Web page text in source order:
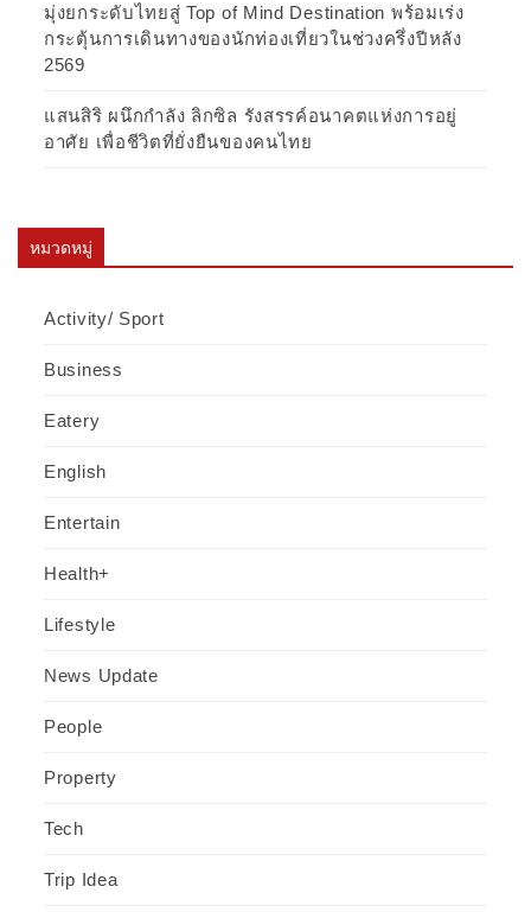
มุ่งยกระดับไทยสู่ Top of Mind Destination พร้อมเร่ง
กระตุ้นการเดินทางของนักท่องเที่ยวในช่วงครึ่งปีหลัง
2569
แสนสิริ ผนึกกำลัง ลิกซิล รังสรรค์อนาคตแห่งการอยู่
อาศัย เพื่อชีวิตที่ยั่งยืนของคนไทย
หมวดหมู่
Activity/ Sport
Business
Eatery
English
Entertain
Health+
Lifestyle
News Update
People
Property
Tech
Trip Idea